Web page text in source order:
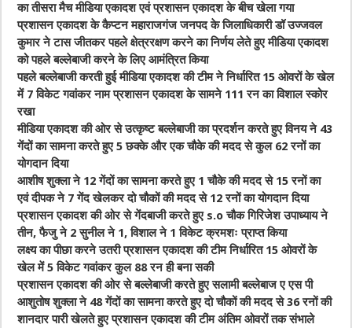
का तीसरा मैच मीडिया एकादश एवं प्रशासन एकादश के बीच खेला गया
प्रशासन एकादश के कैप्टन महाराजगंज जनपद के जिलाधिकारी डॉ उज्जवल
कुमार ने टास जीतकर पहले क्षेत्ररक्षण करने का निर्णय लेते हुए मीडिया एकादश
को पहले बल्लेबाजी करने के लिए आमंत्रित किया
पहले बल्लेबाजी करती हुई मीडिया एकादश की टीम ने निर्धारित 15 ओवरों के खेल
में 7 विकेट गवांकर नाम प्रशासन एकादश के सामने 111 रन का विशाल स्कोर
रखा
मीडिया एकादश की ओर से उत्कृष्ट बल्लेबाजी का प्रदर्शन करते हुए विनय ने 43
गेंदों का सामना करते हुए 5 छक्के और एक चौके की मदद से कुल 62 रनों का
योगदान दिया
आशीष शुक्ला ने 12 गेंदों का सामना करते हुए 1 चौके की मदद से 15 रनों का
एवं दीपक ने 7 गेंद खेलकर दो चौकों की मदद से 12 रनों का योगदान दिया
प्रशासन एकादश की ओर से गेंदबाजी करते हुए s.o चौक गिरिजेश उपाध्याय ने
तीन, फैजु ने 2 सुनील ने 1, विशाल ने 1 विकेट क्रमशः प्राप्त किया
लक्ष्य का पीछा करने उतरी प्रशासन एकादश की टीम निर्धारित 15 ओवरों के
खेल में 5 विकेट गवांकर कुल 88 रन ही बना सकी
प्रशासन एकादश की ओर से बल्लेबाजी करते हुए सलामी बल्लेबाज ए एस पी
आशुतोष शुक्ला ने 48 गेंदों का सामना करते हुए दो चौकों की मदद से 36 रनों की
शानदार पारी खेलते हुए प्रशासन एकादश की टीम अंतिम ओवरों तक संभाले